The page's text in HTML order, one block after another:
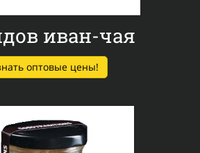
иван-чая
оптовые цены!